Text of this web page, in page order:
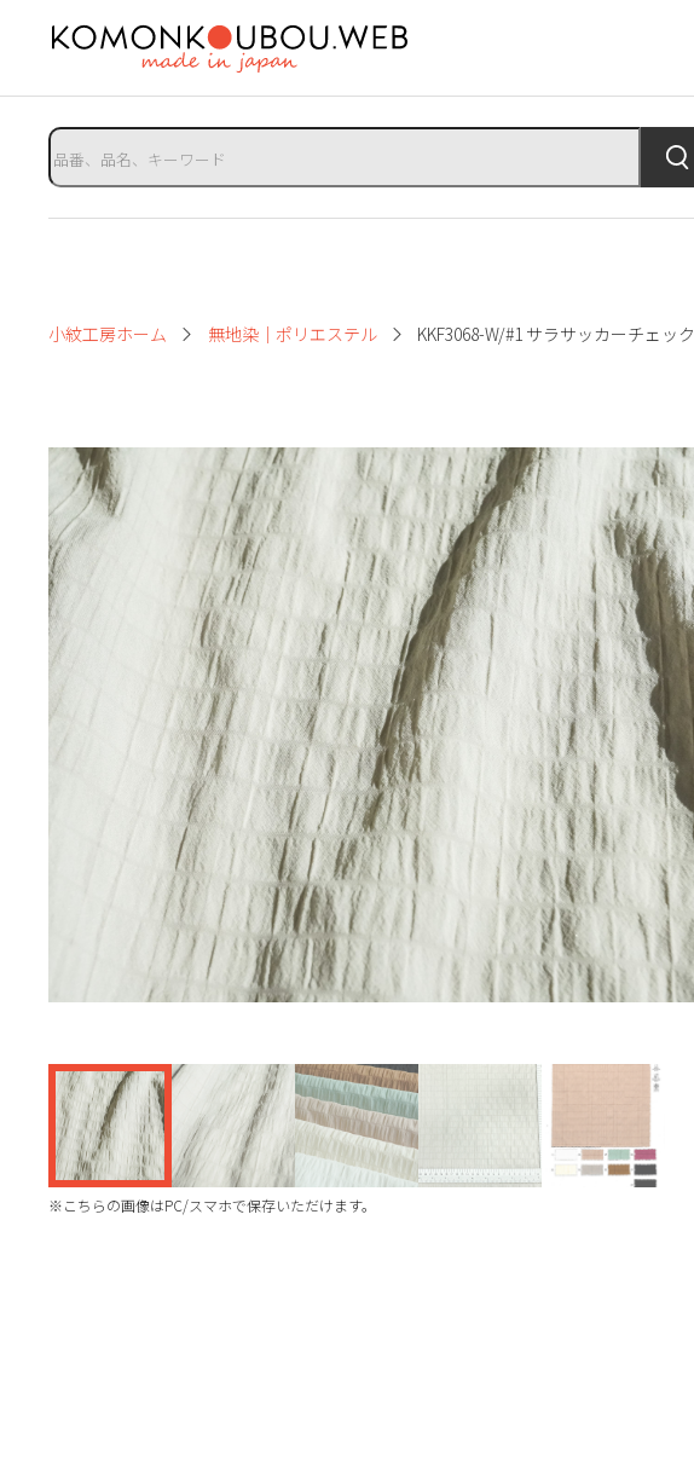
小紋工房ホーム 無地染｜ポリエステル KKF3068-W/#1 サラサッカーチェック
※こちらの画像はPC/スマホで保存いただけます。